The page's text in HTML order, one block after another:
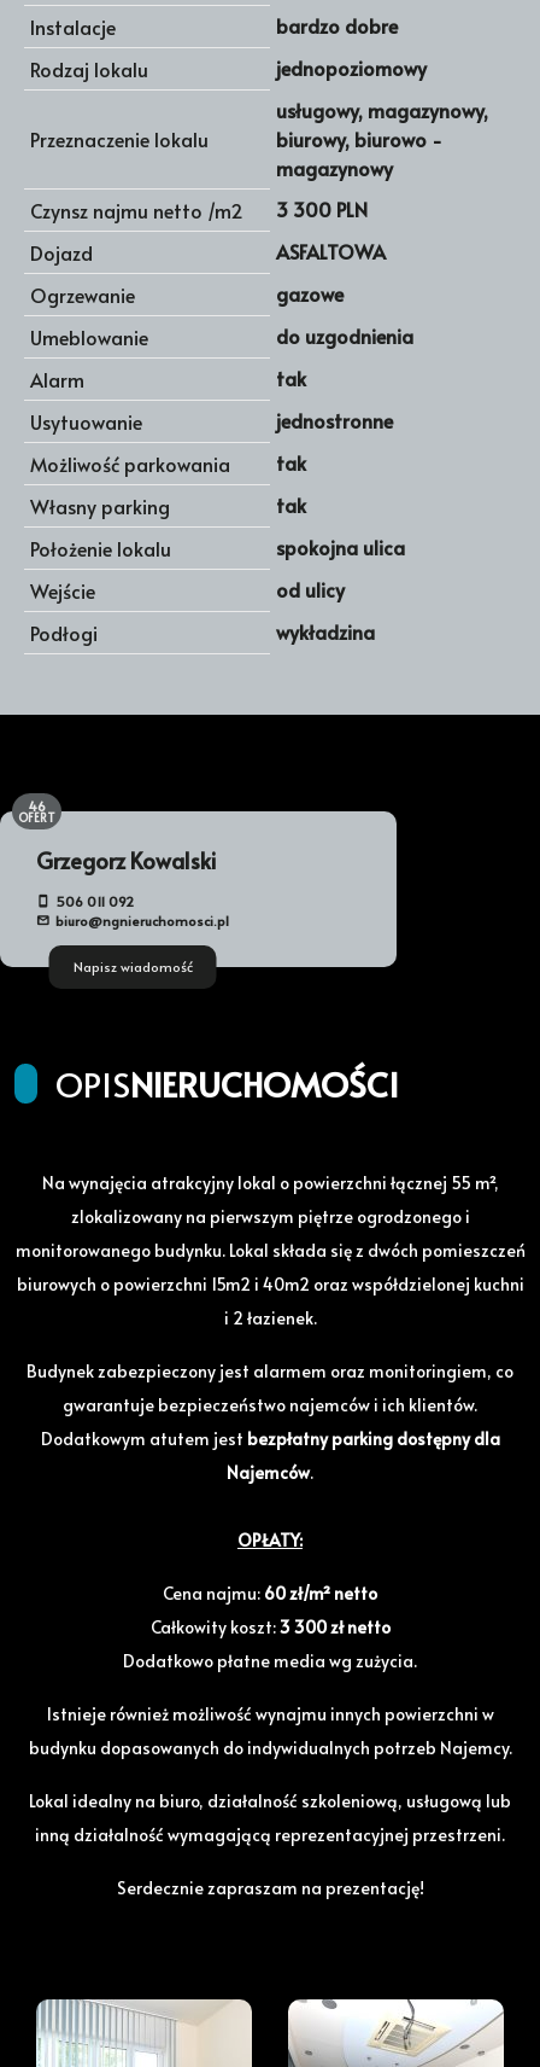
Instalacje
bardzo dobre
Rodzaj lokalu
jednopoziomowy
Przeznaczenie lokalu
usługowy, magazynowy,
biurowy, biurowo -
magazynowy
Czynsz najmu netto /m2
3 300 PLN
Dojazd
ASFALTOWA
Ogrzewanie
gazowe
Umeblowanie
do uzgodnienia
Alarm
tak
Usytuowanie
jednostronne
Możliwość parkowania
tak
Własny parking
tak
Położenie lokalu
spokojna ulica
Wejście
od ulicy
Podłogi
wykładzina
Grzegorz Kowalski
506 011 092
biuro@ngnieruchomosci.pl
Napisz wiadomość
46
OFERT
OPISNIERUCHOMOŚCI
Na wynajęcia atrakcyjny lokal o powierzchni łącznej 55 m²,
zlokalizowany na pierwszym piętrze ogrodzonego i
monitorowanego budynku. Lokal składa się z dwóch pomieszczeń
biurowych o powierzchni 15m2 i 40m2 oraz współdzielonej kuchni
i 2 łazienek.
Budynek zabezpieczony jest alarmem oraz monitoringiem, co
gwarantuje bezpieczeństwo najemców i ich klientów.
Dodatkowym atutem jest bezpłatny parking dostępny dla
Najemców.
OPŁATY:
Cena najmu: 60 zł/m² netto
Całkowity koszt:3 300 zł netto
Dodatkowo płatne media wg zużycia.
Istnieje również możliwość wynajmu innych powierzchni w
budynku dopasowanych do indywidualnych potrzeb Najemcy.
Lokal idealny na biuro, działalność szkoleniową, usługową lub
inną działalność wymagającą reprezentacyjnej przestrzeni.
Serdecznie zapraszam na prezentację!